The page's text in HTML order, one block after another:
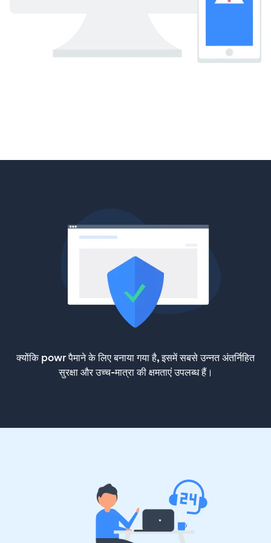
क्योंकि powr पैमाने के लिए बनाया गया है, इसमें सबसे उन्नत अंतर्निहित
सुरक्षा और उच्च-मात्रा की क्षमताएं उपलब्ध हैं।